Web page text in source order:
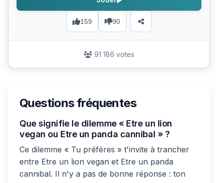
159 90
91 186 votes
Questions fréquentes
Que signifie le dilemme « Etre un lion
vegan ou Etre un panda cannibal » ?
Ce dilemme « Tu préfères » t'invite à trancher
entre Etre un lion vegan et Etre un panda
cannibal. Il n'y a pas de bonne réponse : ton